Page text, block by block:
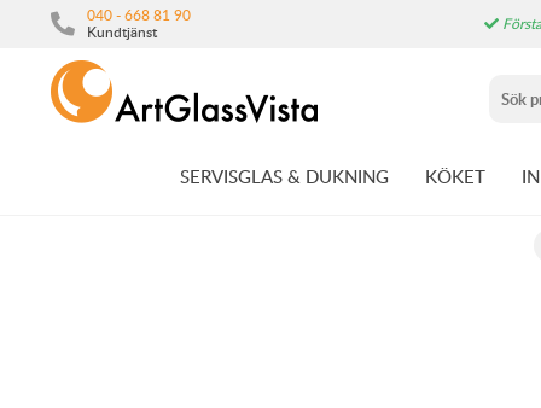
040 - 668 81 90
Kundtjänst
SERVISGLAS & DUKNING KÖKET